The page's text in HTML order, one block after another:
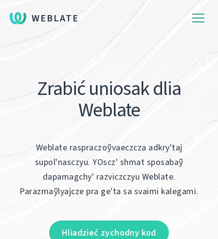
WEBLATE
Zrabіć uniosak dlia
Weblate
Weblate raspraczoўvaeczcza adkry'taj
supol'nasczyu. YOscz' shmat sposabaў
dapamagchy' razvіczczyu Weblate.
Parazmaўlyajcze pra ge'ta sa svaіmі kalegamі.
Hliadzieć zychodny kod